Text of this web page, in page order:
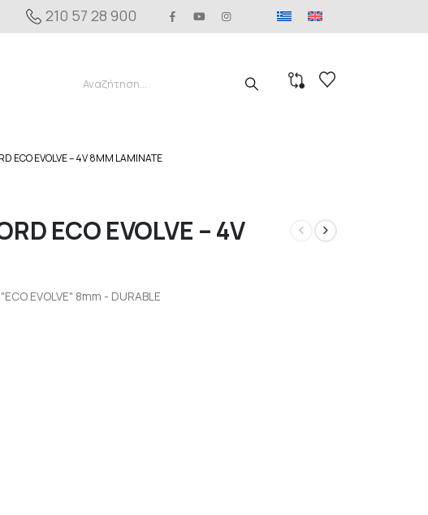
210 57 28 900
ECO EVOLVE – 4V 8MM LAMINATE
ECO EVOLVE – 4V
EVOLVE" 8mm - DURABLE